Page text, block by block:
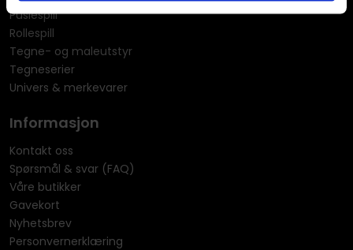
Puslespill
Rollespill
Tegne- og maleutstyr
Tegneserier
Univers & merkevarer
Informasjon
Kontakt oss
Spørsmål & svar (FAQ)
Våre butikker
Gavekort
Nyhetsbrev
Personvernerklæring